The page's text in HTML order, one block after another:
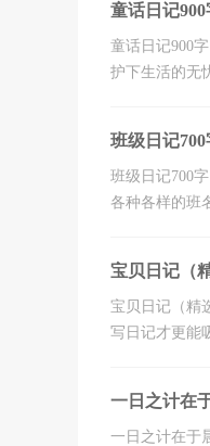
童话日记900
童话日记900
护下生活的无
班级日记700
班级日记700
各种各样的班
宝贝日记（
宝贝日记（精
写日记才更能
一日之计在
一日之计在于